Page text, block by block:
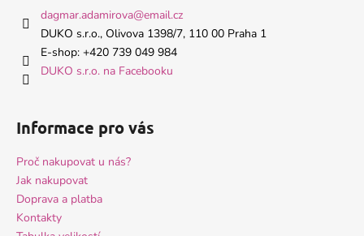
c
í
dagmar.adamirova@email.cz
DUKO s.r.o., Olivova 1398/7, 110 00 Praha 1
E-shop: +420 739 049 984
DUKO s.r.o. na Facebooku
Informace pro vás
Proč nakupovat u nás?
Jak nakupovat
Doprava a platba
Kontakty